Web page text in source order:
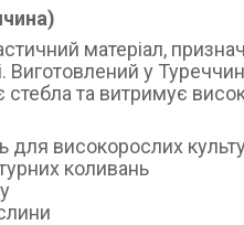
матеріал,
у
та витримує
для високорослих
коливань